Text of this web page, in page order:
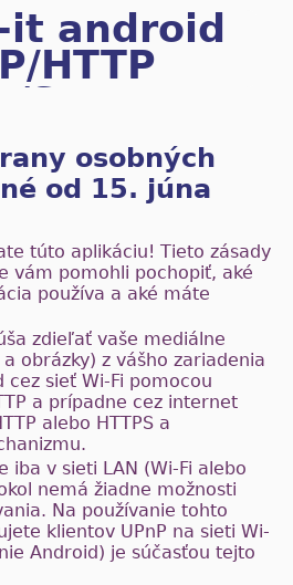
it android
HTTP
Server
osobných
od 15. júna
túto aplikáciu! Tieto zásady
vám pomohli pochopiť, aké
používa a aké máte
zdieľať vaše mediálne
obrázky) z vášho zariadenia
sieť Wi-Fi pomocou
a prípadne cez internet
alebo HTTPS a
iba v sieti LAN (Wi-Fi alebo
nemá žiadne možnosti
Na používanie tohto
klientov UPnP na sieti Wi-
Android) je súčasťou tejto